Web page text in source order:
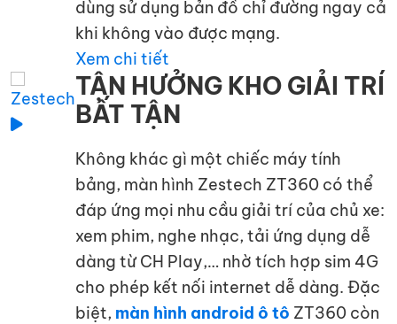
dùng sử dụng bản đồ chỉ đường ngay cả
khi không vào được mạng.
Xem chi tiết
TẬN HƯỞNG KHO GIẢI TRÍ
BẤT TẬN
Không khác gì một chiếc máy tính
bảng, màn hình Zestech ZT360 có thể
đáp ứng mọi nhu cầu giải trí của chủ xe:
xem phim, nghe nhạc, tải ứng dụng dễ
dàng từ CH Play,… nhờ tích hợp sim 4G
cho phép kết nối internet dễ dàng. Đặc
biệt, màn hình android ô tô ZT360 còn